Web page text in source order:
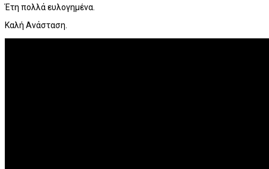
Έτη πολλά ευλογημένα.
Καλή Ανάσταση.